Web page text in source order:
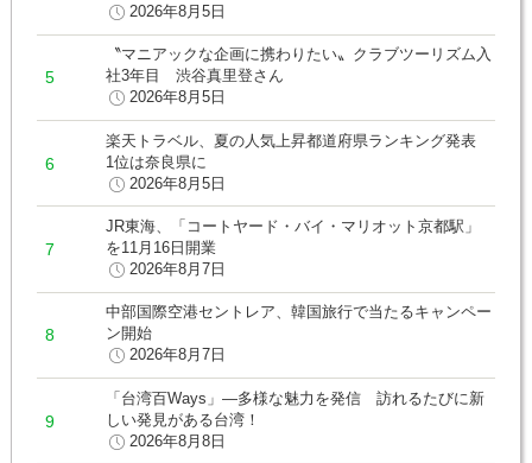
2026年8月5日
〝マニアックな企画に携わりたい〟クラブツーリズム入
社3年目 渋谷真里登さん
2026年8月5日
楽天トラベル、夏の人気上昇都道府県ランキング発表
1位は奈良県に
2026年8月5日
JR東海、「コートヤード・バイ・マリオット京都駅」
を11月16日開業
2026年8月7日
中部国際空港セントレア、韓国旅行で当たるキャンペー
ン開始
2026年8月7日
「台湾百Ways」―多様な魅力を発信 訪れるたびに新
しい発見がある台湾！
2026年8月8日